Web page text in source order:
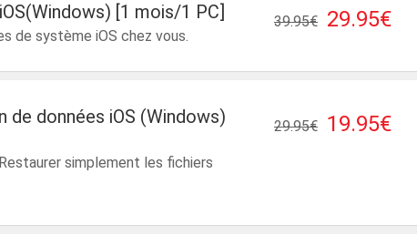
[1 mois/1 PC]
de système iOS chez vous.
29.95€
39.95€
de données iOS (Windows)
simplement les fichiers
19.95€
29.95€